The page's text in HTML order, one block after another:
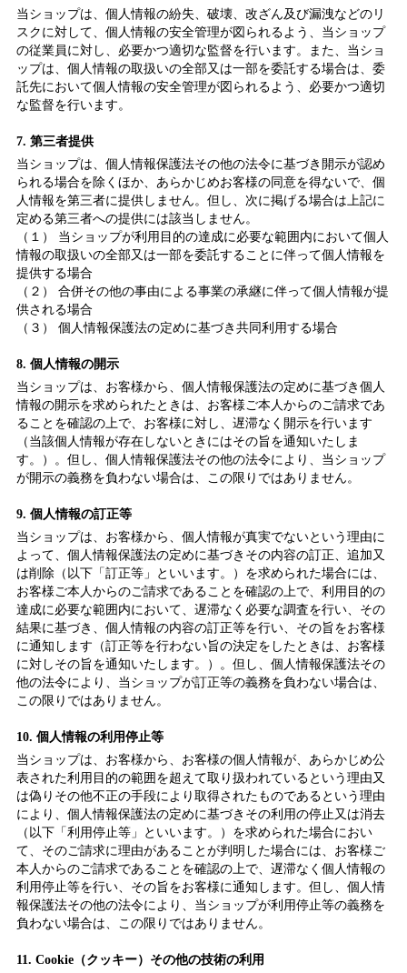
当ショップは、個人情報の紛失、破壊、改ざん及び漏洩などのリ
スクに対して、個人情報の安全管理が図られるよう、当ショップ
の従業員に対し、必要かつ適切な監督を行います。また、当ショ
ップは、個人情報の取扱いの全部又は一部を委託する場合は、委
託先において個人情報の安全管理が図られるよう、必要かつ適切
な監督を行います。
7. 第三者提供
当ショップは、個人情報保護法その他の法令に基づき開示が認め
られる場合を除くほか、あらかじめお客様の同意を得ないで、個
人情報を第三者に提供しません。但し、次に掲げる場合は上記に
定める第三者への提供には該当しません。
（１） 当ショップが利用目的の達成に必要な範囲内において個人
情報の取扱いの全部又は一部を委託することに伴って個人情報を
提供する場合
（２） 合併その他の事由による事業の承継に伴って個人情報が提
供される場合
（３） 個人情報保護法の定めに基づき共同利用する場合
8. 個人情報の開示
当ショップは、お客様から、個人情報保護法の定めに基づき個人
情報の開示を求められたときは、お客様ご本人からのご請求であ
ることを確認の上で、お客様に対し、遅滞なく開示を行います
（当該個人情報が存在しないときにはその旨を通知いたしま
す。）。但し、個人情報保護法その他の法令により、当ショップ
が開示の義務を負わない場合は、この限りではありません。
9. 個人情報の訂正等
当ショップは、お客様から、個人情報が真実でないという理由に
よって、個人情報保護法の定めに基づきその内容の訂正、追加又
は削除（以下「訂正等」といいます。）を求められた場合には、
お客様ご本人からのご請求であることを確認の上で、利用目的の
達成に必要な範囲内において、遅滞なく必要な調査を行い、その
結果に基づき、個人情報の内容の訂正等を行い、その旨をお客様
に通知します（訂正等を行わない旨の決定をしたときは、お客様
に対しその旨を通知いたします。）。但し、個人情報保護法その
他の法令により、当ショップが訂正等の義務を負わない場合は、
この限りではありません。
10. 個人情報の利用停止等
当ショップは、お客様から、お客様の個人情報が、あらかじめ公
表された利用目的の範囲を超えて取り扱われているという理由又
は偽りその他不正の手段により取得されたものであるという理由
により、個人情報保護法の定めに基づきその利用の停止又は消去
（以下「利用停止等」といいます。）を求められた場合におい
て、そのご請求に理由があることが判明した場合には、お客様ご
本人からのご請求であることを確認の上で、遅滞なく個人情報の
利用停止等を行い、その旨をお客様に通知します。但し、個人情
報保護法その他の法令により、当ショップが利用停止等の義務を
負わない場合は、この限りではありません。
11. Cookie（クッキー）その他の技術の利用